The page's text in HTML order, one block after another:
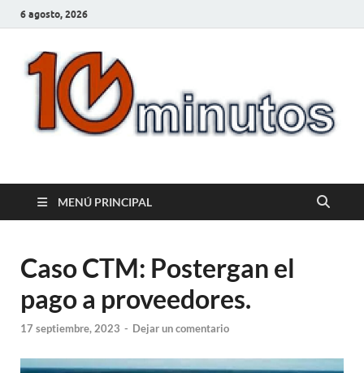
6 agosto, 2026
10minutos.com.uy
MENÚ PRINCIPAL
Caso CTM: Postergan el
pago a proveedores.
17 septiembre, 2023 - Dejar un comentario